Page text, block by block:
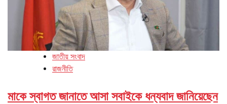
জাতীয় সংবাদ
রাজনীতি
মাকে স্বাগত জানাতে আসা সবাইকে ধন্যবাদ জানিয়েছেন